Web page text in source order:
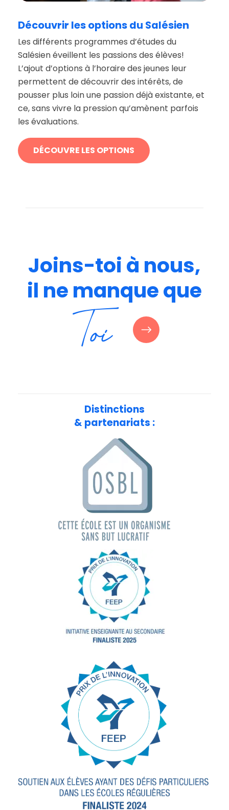
Découvrir lesoptionsdu Salésien
Les différents programmes d’études du
Salésien éveillent les passions des élèves!
L’ajout d’options à l’horaire des jeunes leur
permettent de découvrir des intérêts, de
pousser plus loin une passion déjà existante, et
ce, sans vivre la pression qu’amènent parfois
les évaluations.
DÉCOUVRE LES OPTIONS
Joins-toi à nous,
il ne manqueque
Toi
Distinctions
& partenariats :